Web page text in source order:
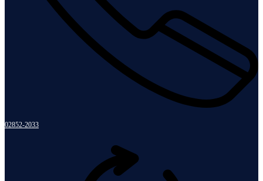
02852-2033